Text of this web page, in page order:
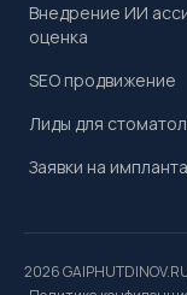
Внедрение ИИ
оценка
SEO продвижение
Лиды для
Заявки на
2026